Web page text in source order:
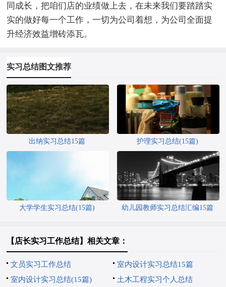
同成长，把咱们店的业绩做上去，在未来我们要踏踏实
实的做好每一个工作，一切为公司着想，为公司全面提
升经济效益增砖添瓦。
实习总结图文推荐
出纳实习总结15篇 护理实习总结(15篇)
大学学生实习总结(15篇) 幼儿园教师实习总结汇编15篇
【店长实习工作总结】相关文章：
文员实习工作总结
室内设计实习总结15篇
室内设计实习总结(15篇)
土木工程实习个人总结